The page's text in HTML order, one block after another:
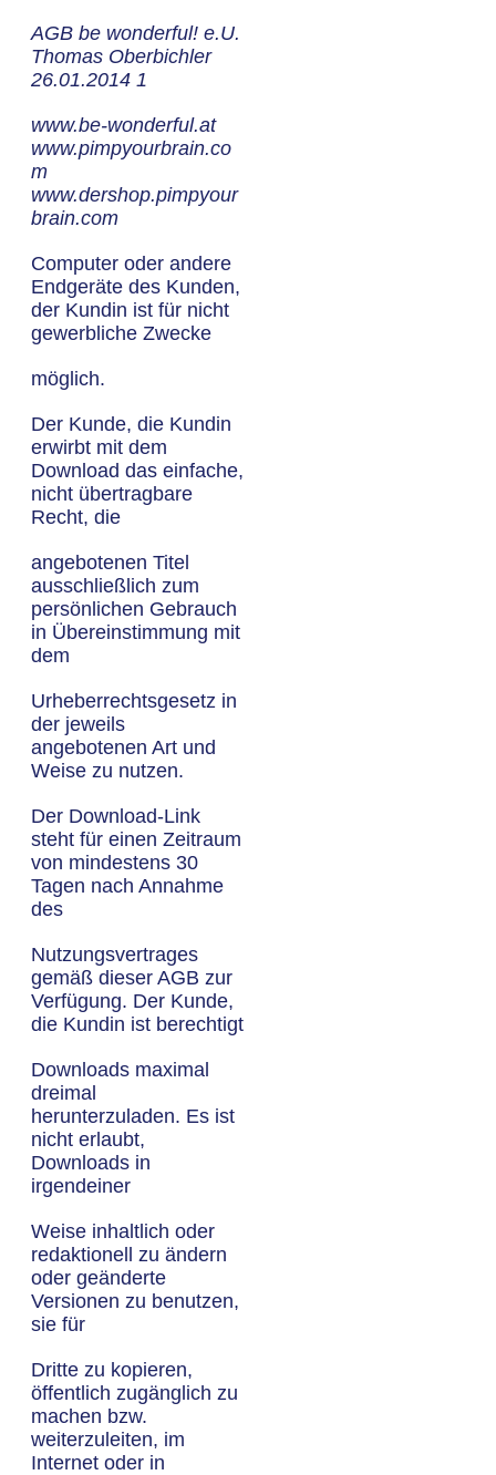
AGB be wonderful! e.U.
Thomas Oberbichler
26.01.2014 1
www.be-wonderful.at
www.pimpyourbrain.co
m
www.dershop.pimpyour
brain.com
Computer oder andere
Endgeräte des Kunden,
der Kundin ist für nicht
gewerbliche Zwecke
möglich.
Der Kunde, die Kundin
erwirbt mit dem
Download das einfache,
nicht übertragbare
Recht, die
angebotenen Titel
ausschließlich zum
persönlichen Gebrauch
in Übereinstimmung mit
dem
Urheberrechtsgesetz in
der jeweils
angebotenen Art und
Weise zu nutzen.
Der Download-Link
steht für einen Zeitraum
von mindestens 30
Tagen nach Annahme
des
Nutzungsvertrages
gemäß dieser AGB zur
Verfügung. Der Kunde,
die Kundin ist berechtigt
Downloads maximal
dreimal
herunterzuladen. Es ist
nicht erlaubt,
Downloads in
irgendeiner
Weise inhaltlich oder
redaktionell zu ändern
oder geänderte
Versionen zu benutzen,
sie für
Dritte zu kopieren,
öffentlich zugänglich zu
machen bzw.
weiterzuleiten, im
Internet oder in